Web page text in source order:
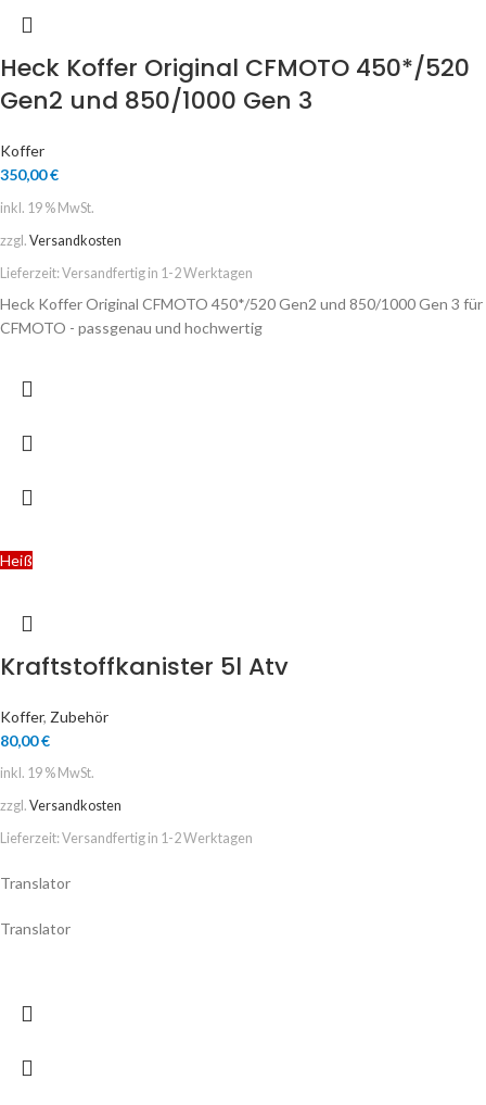
Heck Koffer Original CFMOTO 450*/520
Gen2 und 850/1000 Gen 3
Koffer
350,00€
inkl. 19 % MwSt.
zzgl. Versandkosten
Lieferzeit: Versandfertig in 1-2 Werktagen
Heck Koffer Original CFMOTO 450*/520 Gen2 und 850/1000 Gen 3 für
CFMOTO - passgenau und hochwertig
Heiß
Kraftstoffkanister 5l Atv
Koffer, Zubehör
80,00€
inkl. 19 % MwSt.
zzgl. Versandkosten
Lieferzeit: Versandfertig in 1-2 Werktagen
Translator
Translator